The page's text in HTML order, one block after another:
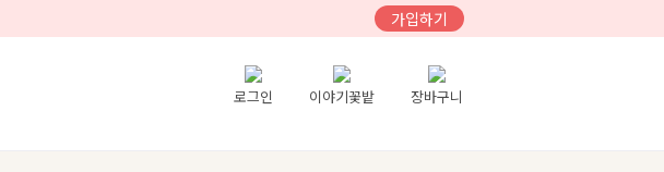
가입하기
로그인 이야기꽃밭 장바구니